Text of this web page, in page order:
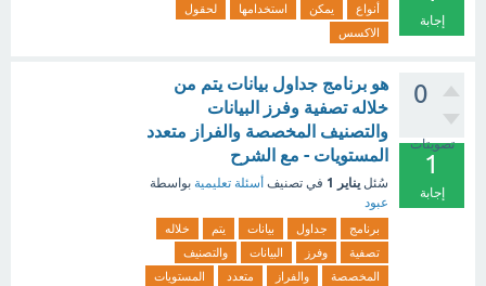
إجابة
أنواع يمكن استخدامها
لحقول
الاكسس
0
تصويتات
1
إجابة
هو برنامج جداول بيانات يتم من
خلاله تصفية وفرز البيانات
والتصنيف المخصصة والفراز متعدد
المستويات - مع الشرح
سُئل يناير 1 في تصنيف أسئلة تعليمية بواسطة
عبود
برنامج جداول بيانات يتم
خلاله
تصفية
وفرز البيانات
والتصنيف
المخصصة
والفراز متعدد المستويات